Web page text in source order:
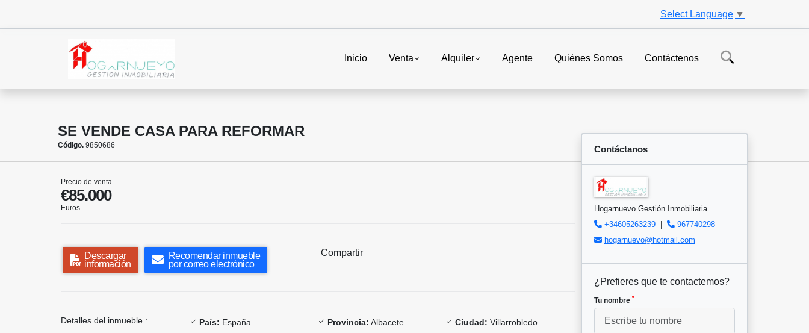
Select Language ▼
Inicio Venta Alquiler Agente Quiénes Somos Contáctenos
SE VENDE CASA PARA REFORMAR
Código. 9850686
Precio de venta
€85.000
Euros
Descargar
información
Recomendar inmueble
por correo electrónico
Compartir
Detalles del inmueble : País: España Provincia: Albacete Ciudad: Villarrobledo
Contáctanos
Hogarnuevo Gestión Inmobiliaria
+34605263239 |
967740298
hogarnuevo@hotmail.com
¿Prefieres que te contactemos?
Tu nombre *